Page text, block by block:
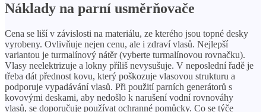
Náklady na parní usměrňovače
Cena se liší v závislosti na materiálu, ze kterého jsou topné desky
vyrobeny. Ovlivňuje nejen cenu, ale i zdraví vlasů. Nejlepší
variantou je turmalínový nátěr (vyberte turmalínovou rovnačku).
Vlasy neelektrizuje a lokny příliš nevysušuje. V neposlední řadě je
třeba dát přednost kovu, který poškozuje vlasovou strukturu a
podporuje vypadávání vlasů. Při použití parních generátorů s
kovovými deskami, aby nedošlo k narušení vodní rovnováhy
vlasů, se doporučuje používat ochranné pomůcky. Co se týče